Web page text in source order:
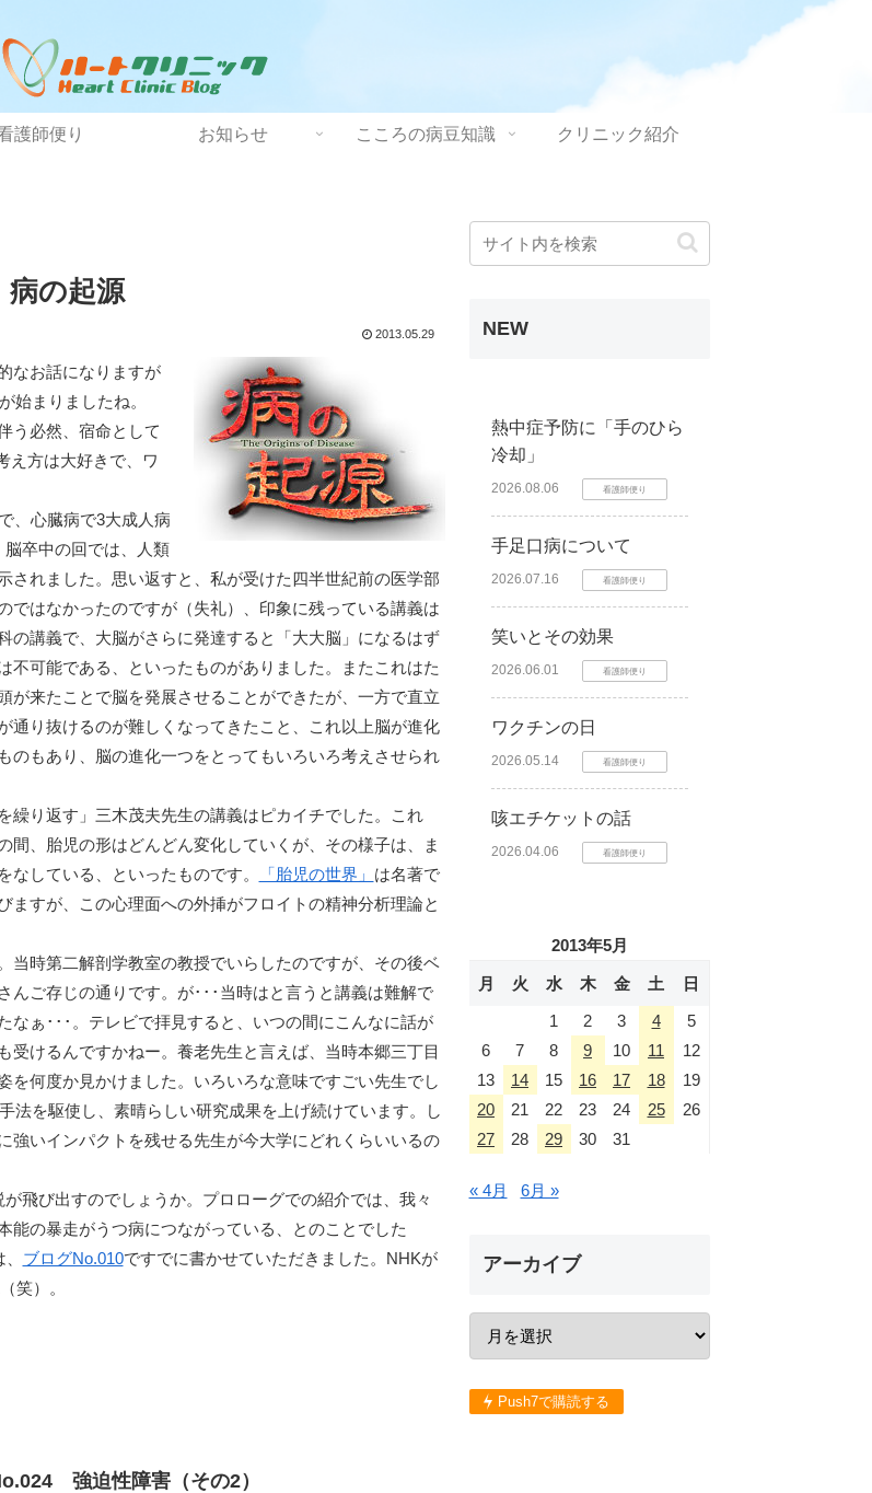
護師便り お知らせ こころの病豆知識 クリニック紹介
の起源
2013.05.29
なお話になりますが
始まりましたね。
う必然、宿命として
え方は大好きで、ワ
、心臓病で3大成人病
卒中の回では、人類
れました。思い返すと、私が受けた四半世紀前の医学部
はなかったのですが（失礼）、印象に残っている講義は
の講義で、大脳がさらに発達すると「大大脳」になるはず
可能である、といったものがありました。またこれはた
が来たことで脳を発展させることができたが、一方で直立
通り抜けるのが難しくなってきたこと、これ以上脳が進化
もあり、脳の進化一つをとってもいろいろ考えさせられ
繰り返す」三木茂夫先生の講義はピカイチでした。これ
、胎児の形はどんどん変化していくが、その様子は、ま
している、といったものです。
「胎児の世界」 は名著で
ますが、この心理面への外挿がフロイトの精神分析理論と
当時第二解剖学教室の教授でいらしたのですが、その後ベ
んご存じの通りです。が･･･当時はと言うと講義は難解で
なぁ･･･。テレビで拝見すると、いつの間にこんなに話が
受けるんですかねー。養老先生と言えば、当時本郷三丁目
何度か見かけました。いろいろな意味ですごい先生でし
法を駆使し、素晴らしい研究成果を上げ続けています。し
いインパクトを残せる先生が今大学にどれくらいいるの
飛び出すのでしょうか。プロローグでの紹介では、我々
の暴走がうつ病につながっている、とのことでした
ブログNo.010ですでに書かせていただきました。NHKが
笑）。
強迫性障害（その2）
NEW
熱中症予防に「手のひら
冷却」
2026.08.06 看護師便り
手足口病について
2026.07.16 看護師便り
笑いとその効果
2026.06.01 看護師便り
ワクチンの日
2026.05.14 看護師便り
咳エチケットの話
2026.04.06 看護師便り
2013年5月
月 火 水 木 金 土
日
1
2 3 4
5
6
7 8 9 10 11
12
13
14 15 16 17 18
19
20
21 22 23 24 25
26
27
28 29 30 31
« 4月 6月 »
アーカイブ
Push7で購読する